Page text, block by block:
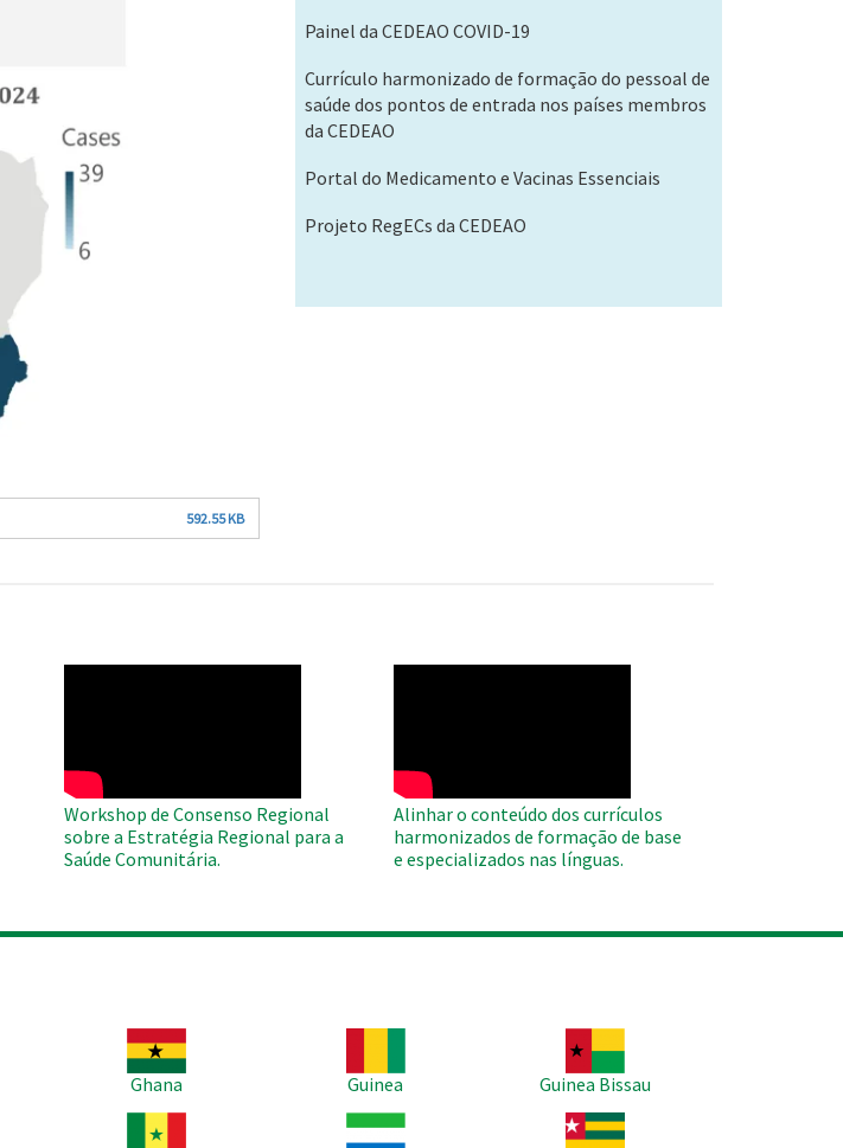
592.55 KB
Painel da CEDEAO COVID-19
Currículo harmonizado de formação do pessoal de
saúde dos pontos de entrada nos países membros
da CEDEAO
Portal do Medicamento e Vacinas Essenciais
Projeto RegECs da CEDEAO
Workshop de Consenso Regional
sobre a Estratégia Regional para a
Saúde Comunitária.
Alinhar o conteúdo dos currículos
harmonizados de formação de base
e especializados nas línguas.
Imagem
Ghana
Guinea
Guinea Bissau
Imagem Imagem